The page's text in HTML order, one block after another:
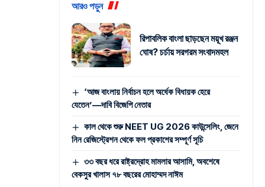
আরও পড়ুন
রিপাবলিক বাংলা ছাড়ছেন ময়ূখ রঞ্জন
ঘোষ? চর্চায় সরগরম সংবাদমহল
‘আজ বাংলায় নির্বাচন হলে অর্ধেক বিধায়ক হেরে
যেতেন’—দাবি বিজেপি নেতার
কাল থেকে শুরু NEET UG 2026 কাউন্সেলিং, জেনে
নিন রেজিস্ট্রেশন থেকে ফল প্রকাশের সম্পূর্ণ সূচি
৩৩ বছর ধরে রাষ্ট্রদ্রোহ মামলার আসামি, অবশেষে
বেকসুর খালাস ৭৮ বছরের মোহাম্মদ নাঈম